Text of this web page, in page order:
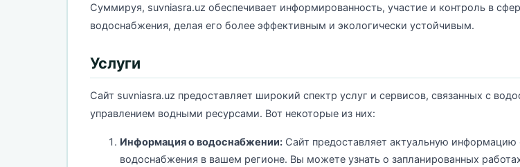
Суммируя, suvniasra.uz обеспечивает информированность, участие и контроль в
водоснабжения, делая его более эффективным и экологически устойчивым.
Услуги
Сайт suvniasra.uz предоставляет широкий спектр услуг и сервисов, связанных с
управлением водными ресурсами. Вот некоторые из них:
Информация о водоснабжении: Сайт предоставляет актуальную информацию
водоснабжения в вашем регионе. Вы можете узнать о запланированных